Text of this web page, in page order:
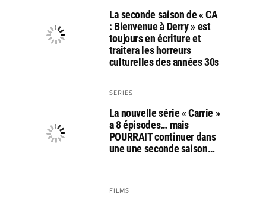
La seconde saison de « CA
: Bienvenue à Derry » est
toujours en écriture et
traitera les horreurs
culturelles des années 30s
SERIES
La nouvelle série « Carrie »
a 8 épisodes… mais
POURRAIT continuer dans
une une seconde saison…
FILMS